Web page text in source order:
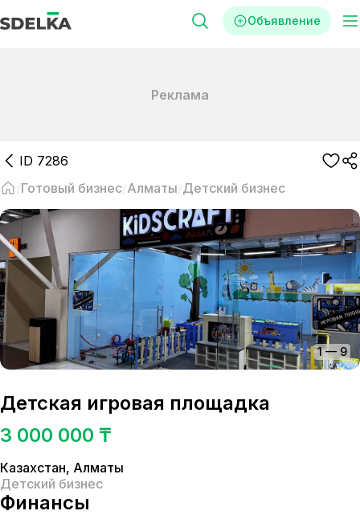
Объявление
Реклама
ID 7286
Готовый бизнес Алматы Детский бизнес
1— 9
Детская игровая площадка
3 000 000 ₸
Казахстан, Алматы
Детский бизнес
Финансы